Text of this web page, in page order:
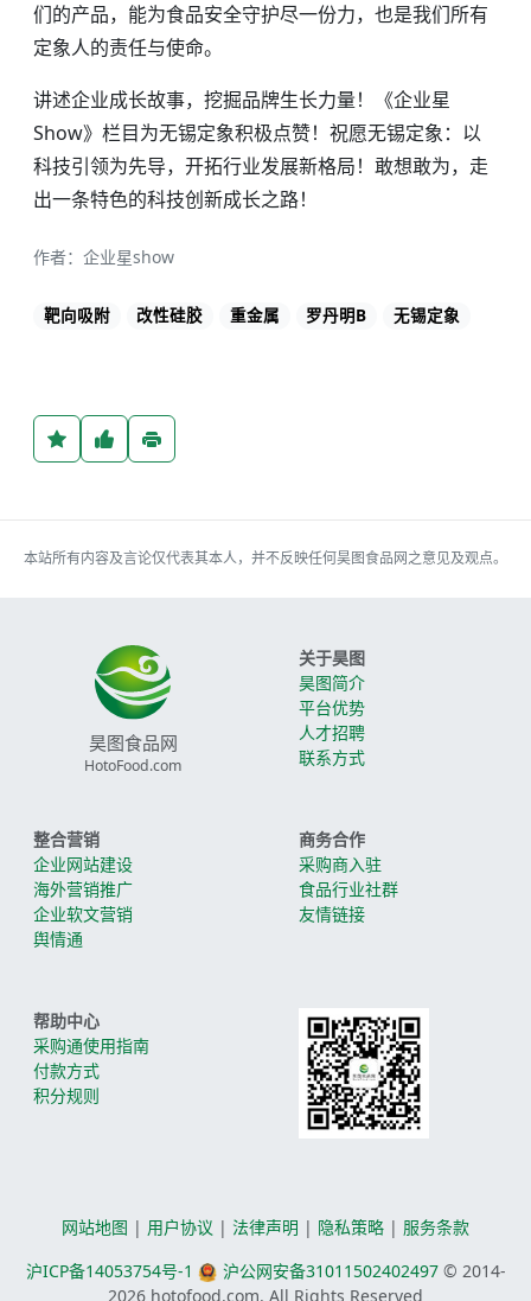
们的产品，能为食品安全守护尽一份力，也是我们所有
定象人的责任与使命。
讲述企业成长故事，挖掘品牌生长力量！《企业星
Show》栏目为无锡定象积极点赞！祝愿无锡定象：以
科技引领为先导，开拓行业发展新格局！敢想敢为，走
出一条特色的科技创新成长之路！
作者：企业星show
靶向吸附 改性硅胶 重金属 罗丹明B 无锡定象
本站所有内容及言论仅代表其本人，并不反映任何昊图食品网之意见及观点。
昊图食品网
HotoFood.com
关于昊图
昊图简介
平台优势
人才招聘
联系方式
整合营销
企业网站建设
海外营销推广
企业软文营销
舆情通
商务合作
采购商入驻
食品行业社群
友情链接
帮助中心
采购通使用指南
付款方式
积分规则
网站地图 | 用户协议 | 法律声明 | 隐私策略 | 服务条款
沪ICP备14053754号-1
沪公网安备31011502402497© 2014-
2026 hotofood.com. All Rights Reserved